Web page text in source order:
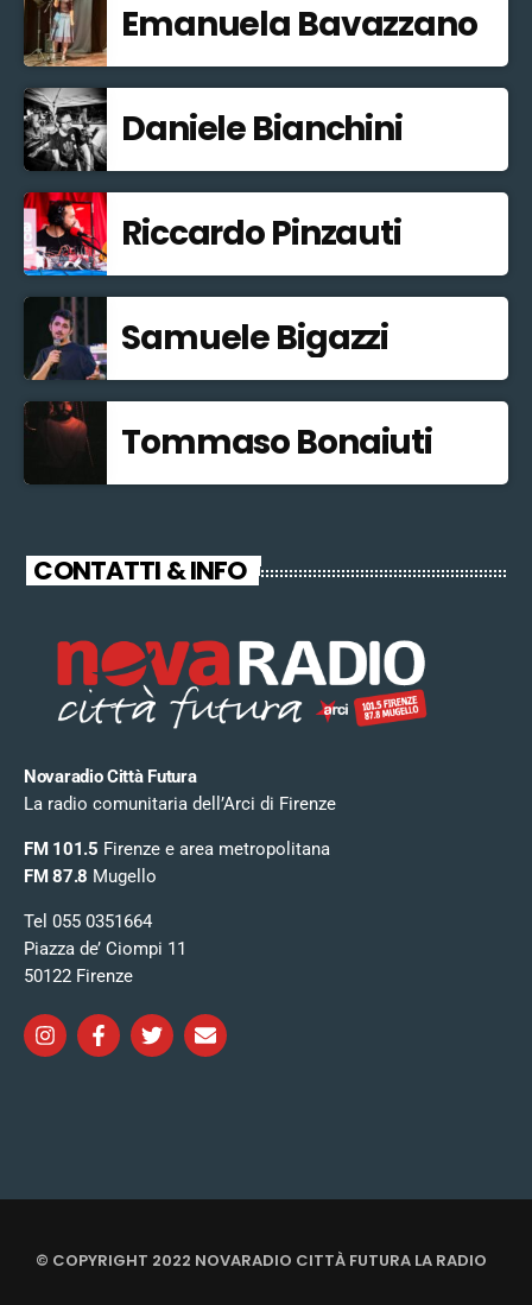
Emanuela Bavazzano
Daniele Bianchini
Riccardo Pinzauti
Samuele Bigazzi
Tommaso Bonaiuti
CONTATTI & INFO
Novaradio Città Futura
La radio comunitaria dell’Arci di Firenze
FM 101.5 Firenze e area metropolitana
FM 87.8 Mugello
Tel 055 0351664
Piazza de’ Ciompi 11
50122 Firenze
© COPYRIGHT 2022 NOVARADIO CITTÀ FUTURA LA RADIO